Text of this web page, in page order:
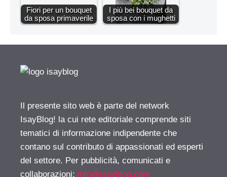
Fiori per un bouquet
da sposa primaverile
I più bei bouquet da
sposa con i mughetti
Il presente sito web è parte del network
IsayBlog! la cui rete editoriale comprende siti
tematici di informazione indipendente che
contano sul contributo di appassionati ed esperti
del settore. Per pubblicità, comunicati e
collaborazioni: info@isayblog.com